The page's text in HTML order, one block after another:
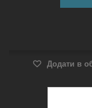
Додати в